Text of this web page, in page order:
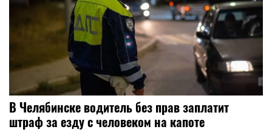
В Челябинске водитель без прав заплатит
штраф за езду с человеком на капоте